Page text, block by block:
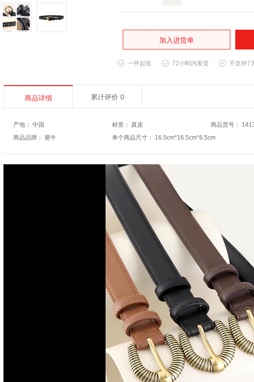
加入进货单
一件起批 72小时内发货 不支持7
商品详情 累计评价 0
产地 ： 中国 材质 ： 真皮 商品货号 ：
商品品牌 ： 獒牛 单个商品尺寸 ： 16.5cm*16.5cm*6.5cm